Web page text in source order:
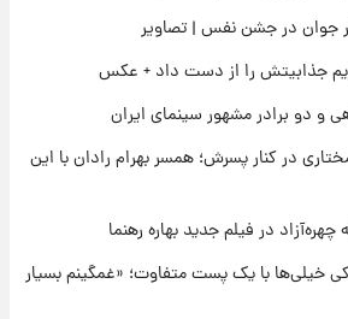
علی مطهری: اجرای کامل تفاهم‌نامه اسلام‌آباد،
۲۲ ساعت پیش
واکنش تند تاکر کارلسون به حمله آمریکا به
مدرسه میناب؛ «باید سیلی محکمی به صورت
۲۳ ساعت پیش
۱۴۰۵/کاهش قیمت طلا و سکه
جوان در جشن نفس | تصاویر
جذابیتش را از دست داد + عکس
و دو برادر مشهور سینمای ایران
در کنار پسرش؛ همسر بهرام رادان با این
در فیلم جدید بهاره رهنما
خیلی‌ها با یک پست متفاوت؛ «غمگینم بسیار